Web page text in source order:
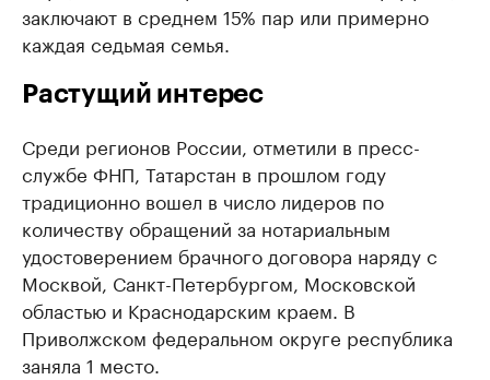
заключают в среднем 15% пар или примерно
каждая седьмая семья.
Растущий интерес
Среди регионов России, отметили в пресс-
службе ФНП, Татарстан в прошлом году
традиционно вошел в число лидеров по
количеству обращений за нотариальным
удостоверением брачного договора наряду с
Москвой, Санкт-Петербургом, Московской
областью и Краснодарским краем. В
Приволжском федеральном округе республика
заняла 1 место.